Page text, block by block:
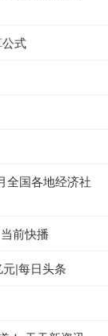
式
国各地经济社
前快播
|每日头条